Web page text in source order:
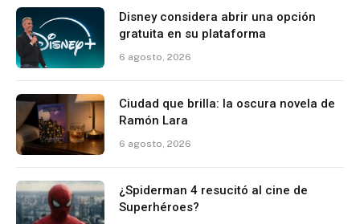
Disney considera abrir una opción
gratuita en su plataforma
6 agosto, 2026
Ciudad que brilla: la oscura novela de
Ramón Lara
6 agosto, 2026
¿Spiderman 4 resucitó al cine de
Superhéroes?